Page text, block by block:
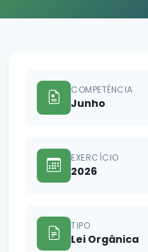
COMPETÊNCIA
Junho
EXERCÍCIO
2026
TIPO
Lei Orgânica